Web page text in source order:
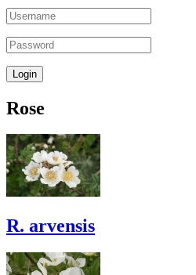
Rose
R. arvensis